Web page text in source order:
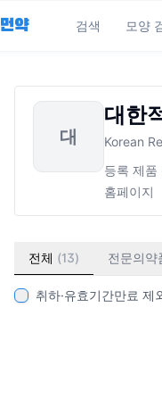
먼약 검색 모양
대
대한
Korean
등록 제품
홈페이지
전체 (13) 전문의약
취하·유효기간만료 제